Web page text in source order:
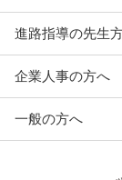
進路指導の先生
企業人事の方へ
一般の方へ